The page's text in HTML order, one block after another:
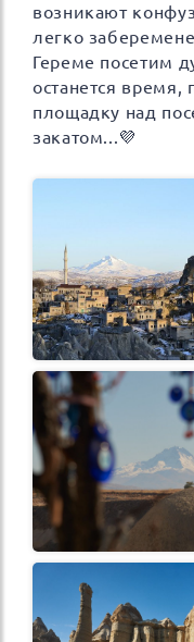
возникают
легко
Гереме посетим
останется
площадку над
закатом...💜